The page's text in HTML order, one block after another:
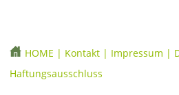
HOME | Kontakt | Impressum |
Haftungsausschluss